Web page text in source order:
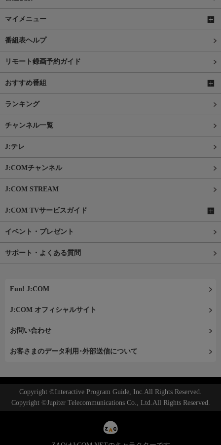
マイメニュー
番組表ヘルプ
リモート録画予約ガイド
おすすめ番組
ランキング
チャンネル一覧
J:テレ
J:COMチャンネル
J:COM STREAM
J:COM TVサービスガイド
イベント・プレゼント
サポート・よくある質問
Fun! J:COM
J:COM オフィシャルサイト
お問い合わせ
お客さまのデータ利用･外部送信について
Copyright ©Interactive Program Guide, Inc.All Rights Reserved.
Copyright ©Jupiter Telecommunications Co., Ltd.All Rights Reserved.